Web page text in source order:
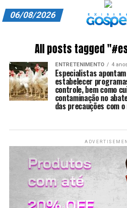
ASSINE
CARRINHO
EXPEDIENTE
FINALIZAR COMPRA
HOME
06/08/2026
All posts tagged
ENTRETENIMENTO 4
Especialistas
estabelecer
controle, bem como
contaminação no
das precauções com